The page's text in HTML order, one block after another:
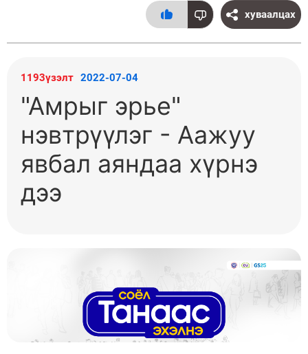
хуваалцах
1193үзэлт 2022-07-04
"Амрыг эрье"
нэвтрүүлэг - Аажуу
явбал аяндаа хүрнэ
дээ